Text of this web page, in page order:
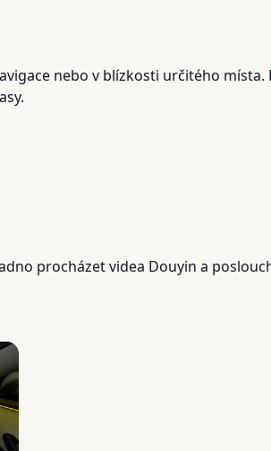
nebo v blízkosti určitého
procházet videa Douyin a